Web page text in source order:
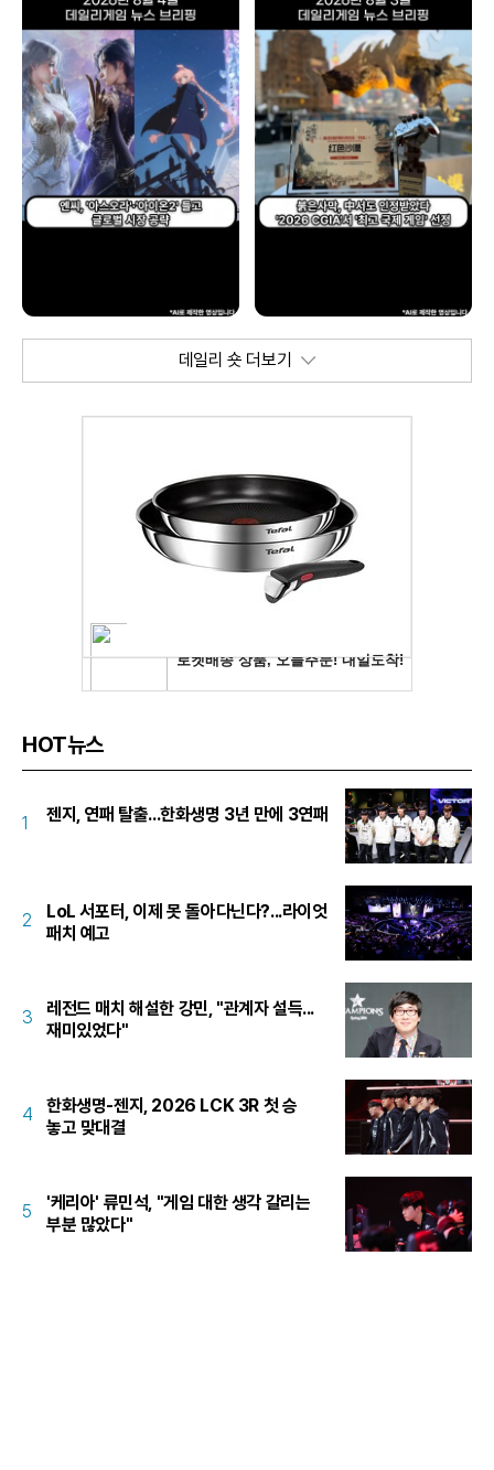
데일리 숏 더보기
HOT뉴스
1 젠지, 연패 탈출...한화생명 3년 만에 3연패
2
LoL 서포터, 이제 못 돌아다닌다?...라이엇
패치 예고
3
레전드 매치 해설한 강민, "관계자 설득...
재미있었다"
4
한화생명-젠지, 2026 LCK 3R 첫 승
놓고 맞대결
5
'케리아' 류민석, "게임 대한 생각 갈리는
부분 많았다"